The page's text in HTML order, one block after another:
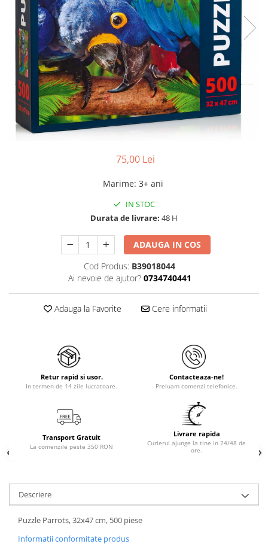
75,00 Lei
Marime: 3+ ani
IN STOC
Durata de livrare: 48 H
ADAUGA IN COS
Cod Produs: B39018044
Ai nevoie de ajutor? 0734740441
Adauga la Favorite Cere informatii
Retur rapid si usor.
In termen de 14 zile lucratoare.
Contacteaza-ne!
Preluam comenzi telefonice.
Transport Gratuit
La comenzile peste 350 RON
Livrare rapida
Curierul ajunge la tine in 24/48 de
ore.
Descriere
Puzzle Parrots, 32x47 cm, 500 piese
Informatii conformitate produs